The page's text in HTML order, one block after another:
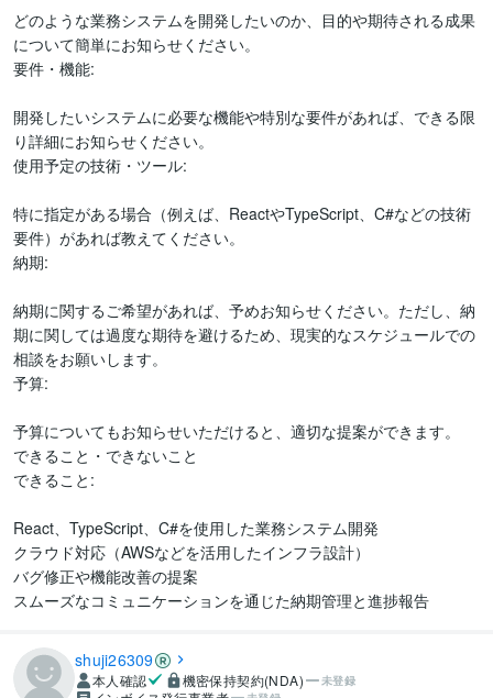
どのような業務システムを開発したいのか、目的や期待される成果
について簡単にお知らせください。
要件・機能:
開発したいシステムに必要な機能や特別な要件があれば、できる限
り詳細にお知らせください。
使用予定の技術・ツール:
特に指定がある場合（例えば、ReactやTypeScript、C#などの技術
要件）があれば教えてください。
納期:
納期に関するご希望があれば、予めお知らせください。ただし、納
期に関しては過度な期待を避けるため、現実的なスケジュールでの
相談をお願いします。
予算:
予算についてもお知らせいただけると、適切な提案ができます。
できること・できないこと
できること:
React、TypeScript、C#を使用した業務システム開発
クラウド対応（AWSなどを活用したインフラ設計）
バグ修正や機能改善の提案
shuji26309
本人確認 機密保持契約(NDA) 未登録